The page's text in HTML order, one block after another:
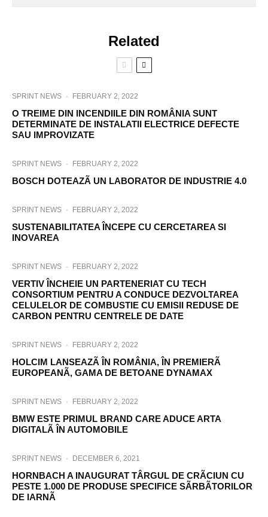
Related
SPRINT NEWS · FEBRUARY 2, 2022
O TREIME DIN INCENDIILE DIN ROMÂNIA SUNT
DETERMINATE DE INSTALATII ELECTRICE DEFECTE
SAU IMPROVIZATE
SPRINT NEWS · FEBRUARY 2, 2022
BOSCH DOTEAZÃ UN LABORATOR DE INDUSTRIE 4.0
SPRINT NEWS · FEBRUARY 2, 2022
SUSTENABILITATEA ÎNCEPE CU CERCETAREA SI
INOVAREA
SPRINT NEWS · FEBRUARY 2, 2022
VERTIV ÎNCHEIE UN PARTENERIAT CU TECH
CONSORTIUM PENTRU A CONDUCE DEZVOLTAREA
CELULELOR DE COMBUSTIE CU EMISII REDUSE DE
CARBON PENTRU CENTRELE DE DATE
SPRINT NEWS · FEBRUARY 2, 2022
HOLCIM LANSEAZÃ ÎN ROMÂNIA, ÎN PREMIERÃ
EUROPEANÃ, GAMA DE BETOANE DYNAMAX
SPRINT NEWS · FEBRUARY 2, 2022
BMW ESTE PRIMUL BRAND CARE ADUCE ARTA
DIGITALÃ ÎN AUTOMOBILE
SPRINT NEWS · DECEMBER 6, 2021
HORNBACH A INAUGURAT TÂRGUL DE CRÃCIUN CU
PESTE 1.000 DE PRODUSE SPECIFICE SÃRBÃTORILOR
DE IARNÃ